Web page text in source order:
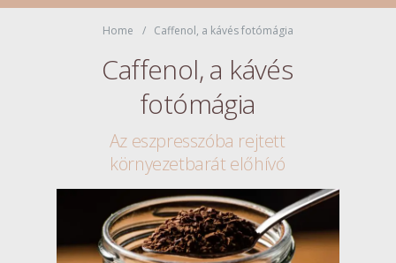
Home Caffenol, a kávés fotómágia
Caffenol, a kávés
fotómágia
Az eszpresszóba rejtett
környezetbarát előhívó